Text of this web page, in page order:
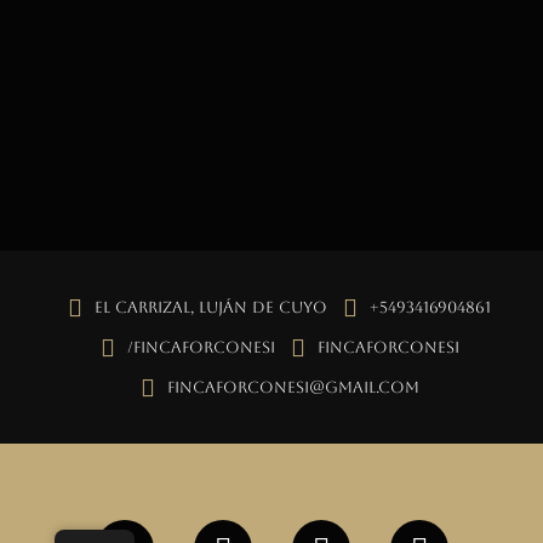
El Carrizal, Luján de Cuyo +5493416904861
/fincaforconesi fincaforconesi
fincaforconesi@gmail.com